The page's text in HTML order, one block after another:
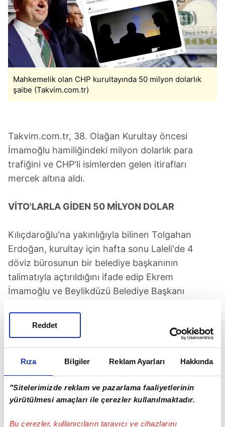
Rıza Bilgiler Reklam Ayarları Hakkında
"Sitelerimizde reklam ve pazarlama faaliyetlerinin
yürütülmesi amaçları ile çerezler kullanılmaktadır.
Bu çerezler, kullanıcıların tarayıcı ve cihazlarını
Reddet
Mahkemelik olan CHP kurultayında 50 milyon dolarlık
şaibe (Takvim.com.tr)
Takvim.com.tr, 38. Olağan Kurultay öncesi
İmamoğlu hamiliğindeki milyon dolarlık para
trafiğini ve CHP'li isimlerden gelen itirafları
mercek altına aldı.
VİTO'LARLA GİDEN 50 MİLYON DOLAR
Kılıçdaroğlu'na yakınlığıyla bilinen Tolgahan
Erdoğan, kurultay için hafta sonu Laleli'de 4
döviz bürosunun bir belediye başkanının
talimatıyla açtırıldığını ifade edip Ekrem
İmamoğlu ve Beylikdüzü Belediye Başkanı